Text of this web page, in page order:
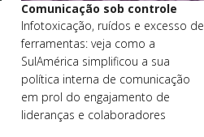
Comunicação sob controle
Infotoxicação, ruídos e excesso de
ferramentas: veja como a
SulAmérica simplificou a sua
política interna de comunicação
em prol do engajamento de
lideranças e colaboradores